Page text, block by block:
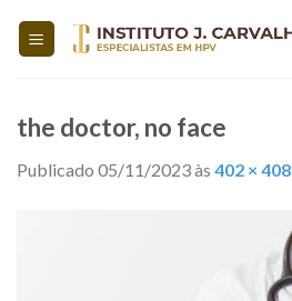
the doctor, no face
Publicado 05/11/2023às 402 × 408